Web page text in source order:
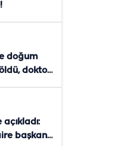
doğum
doktor
başkanı